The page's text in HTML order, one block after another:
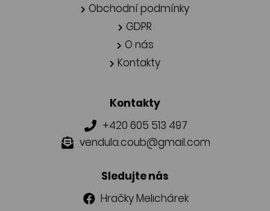
Obchodní podmínky
GDPR
O nás
Kontakty
Kontakty
+420 605 513 497
vendula.coub@gmail.com
Sledujte nás
Hračky Melichárek